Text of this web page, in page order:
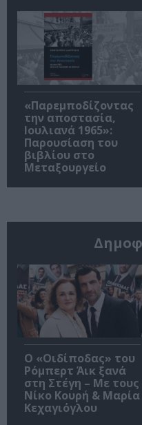
«Παρεμποδίζοντας
την αποστασία,
Ιουλιανά 1965»:
Παρουσίαση του
βιβλίου στο
Μεταξουργείο
O «Οιδίποδας» του
Ρόμπερτ Άικ ξανά
στη Στέγη – Με τους
Νίκο Κουρή & Μαρία
Κεχαγιόγλου